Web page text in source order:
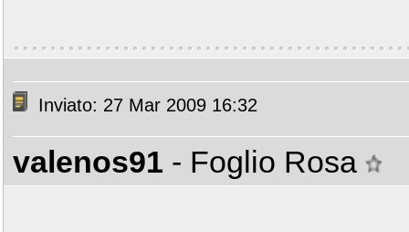
Inviato: 27 Mar 2009 16:32
valenos91 - Foglio Rosa